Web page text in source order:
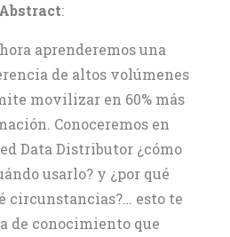
Abstract:
aprenderemos una
de altos volúmenes
movilizar en 60% más
Conoceremos en
Data Distributor ¿cómo
usarlo? y ¿por qué
circunstancias?… esto te
de conocimiento que